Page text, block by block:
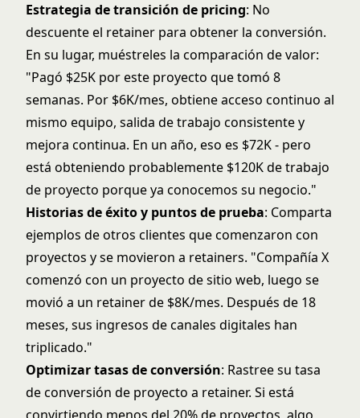
Estrategia de transición de pricing: No
descuente el retainer para obtener la conversión.
En su lugar, muéstreles la comparación de valor:
"Pagó $25K por este proyecto que tomó 8
semanas. Por $6K/mes, obtiene acceso continuo al
mismo equipo, salida de trabajo consistente y
mejora continua. En un año, eso es $72K - pero
está obteniendo probablemente $120K de trabajo
de proyecto porque ya conocemos su negocio."
Historias de éxito y puntos de prueba: Comparta
ejemplos de otros clientes que comenzaron con
proyectos y se movieron a retainers. "Compañía X
comenzó con un proyecto de sitio web, luego se
movió a un retainer de $8K/mes. Después de 18
meses, sus ingresos de canales digitales han
triplicado."
Optimizar tasas de conversión: Rastree su tasa
de conversión de proyecto a retainer. Si está